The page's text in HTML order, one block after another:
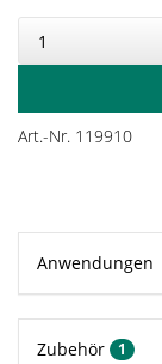
Art.-Nr. 119910
Anwendungen
Zubehör 1